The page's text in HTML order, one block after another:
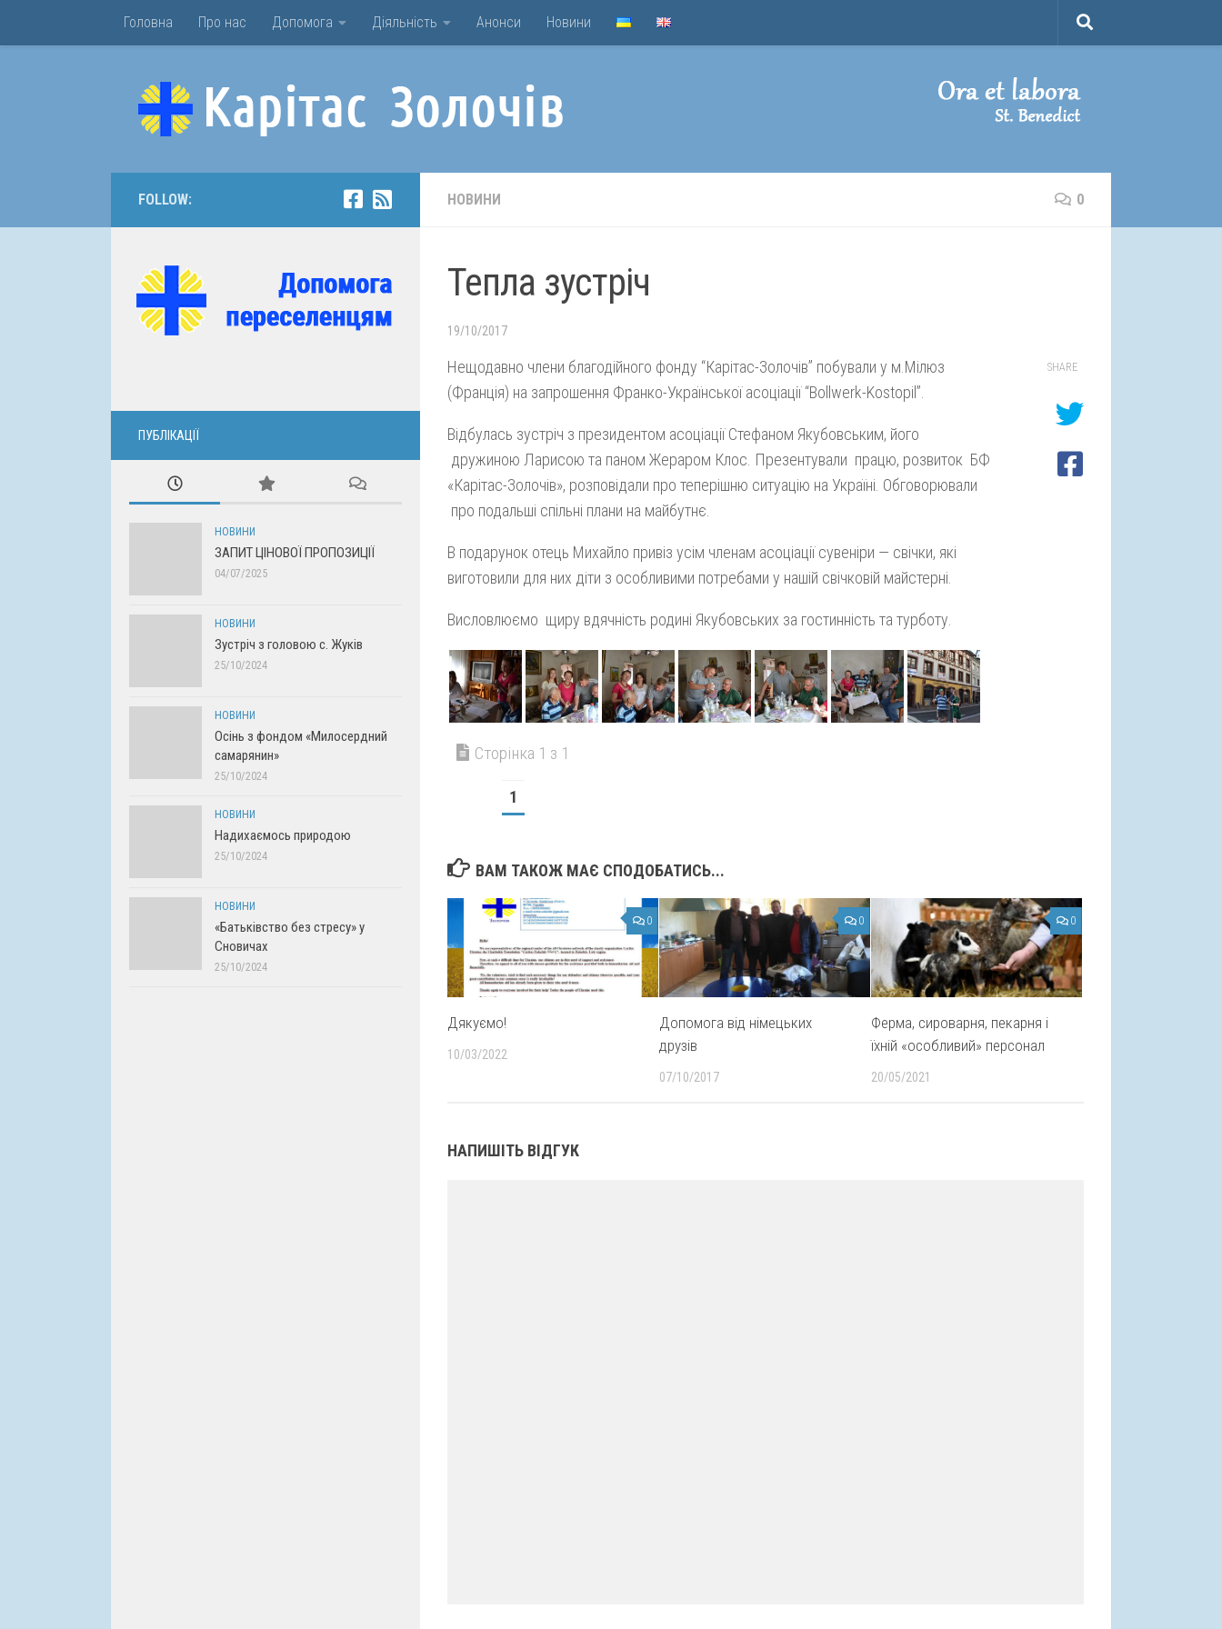
Головна Про нас Допомога Діяльність Анонси Новини
НОВИНИ 0
Тепла зустріч
19/10/2017
Нещодавно члени благодійного фонду “Карітас-Золочів” побували у м.Мілюз
(Франція) на запрошення Франко-Української асоціації “Bollwerk-Kostopil”.
Відбулась зустріч з президентом асоціації Стефаном Якубовським, його
дружиною Ларисою та паном Жераром Клос. Презентували працю, розвиток БФ
«Карітас-Золочів», розповідали про теперішню ситуацію на Україні. Обговорювали
про подальші спільні плани на майбутнє.
В подарунок отець Михайло привіз усім членам асоціації сувеніри — свічки, які
виготовили для них діти з особливими потребами у нашій свічковій майстерні.
Висловлюємо щиру вдячність родині Якубовських за гостинність та турботу.
Сторінка 1 з 1
1
SHARE
ВАМ ТАКОЖ МАЄ СПОДОБАТИСЬ...
0
Дякуємо!
10/03/2022
0
Допомога від німецьких
друзів
07/10/2017
0
Ферма, сироварня, пекарня і
їхній «особливий» персонал
20/05/2021
НАПИШІТЬ ВІДГУК
FOLLOW:
ПУБЛІКАЦІЇ
НОВИНИ
ЗАПИТ ЦІНОВОЇ ПРОПОЗИЦІЇ
04/07/2025
НОВИНИ
Зустріч з головою с. Жуків
25/10/2024
НОВИНИ
Осінь з фондом «Милосердний
самарянин»
25/10/2024
НОВИНИ
Надихаємось природою
25/10/2024
НОВИНИ
«Батьківство без стресу» у
Сновичах
25/10/2024